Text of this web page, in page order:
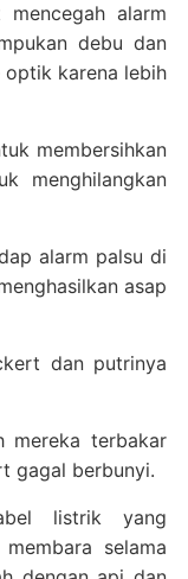
alarm
debu dan
optik karena lebih
membersihkan
menghilangkan
alarm palsu di
asap
dan putrinya
mereka terbakar
gagal berbunyi.
listrik yang
selama